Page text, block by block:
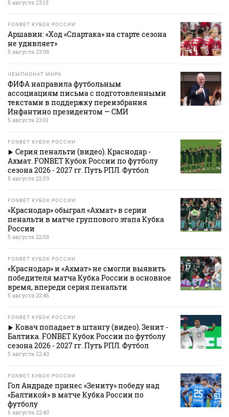
5 августа 23:13
FONBET КУБОК РОССИИ
Аршавин: «Ход «Спартака» на старте сезона
не удивляет»
5 августа 23:08
ЧЕМПИОНАТ МИРА
ФИФА направила футбольным
ассоциациям письма с подготовленными
текстами в поддержку переизбрания
Инфантино президентом — СМИ
5 августа 23:01
FONBET КУБОК РОССИИ
Серия пенальти (видео). Краснодар -
Ахмат. FONBET Кубок России по футболу
сезона 2026 - 2027 гг. Путь РПЛ. Футбол
5 августа 22:59
FONBET КУБОК РОССИИ
«Краснодар» обыграл «Ахмат» в серии
пенальти в матче группового этапа Кубка
России
5 августа 22:58
FONBET КУБОК РОССИИ
«Краснодар» и «Ахмат» не смогли выявить
победителя матча Кубка России в основное
время, впереди серия пенальти
5 августа 22:46
FONBET КУБОК РОССИИ
Ковач попадает в штангу (видео). Зенит -
Балтика. FONBET Кубок России по футболу
сезона 2026 - 2027 гг. Путь РПЛ. Футбол
5 августа 22:43
FONBET КУБОК РОССИИ
Гол Андраде принес «Зениту» победу над
«Балтикой» в матче Кубка России по
футболу
5 августа 22:43